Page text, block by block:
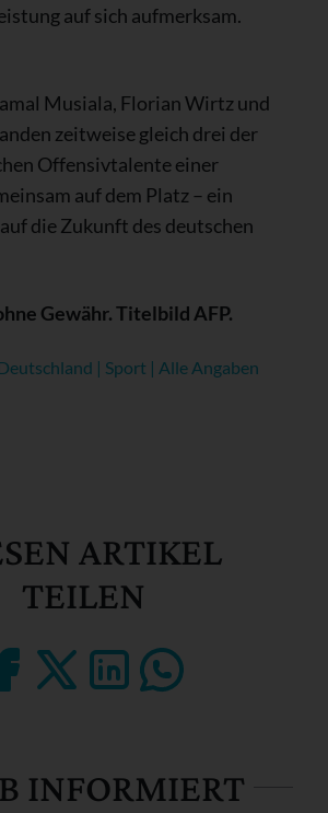
auf sich aufmerksam.
Musiala, Florian Wirtz und
zeitweise gleich drei der
Offensivtalente einer
auf dem Platz – ein
die Zukunft des deutschen
Gewähr. Titelbild AFP.
| Sport | Alle Angaben
ARTIKEL
TEILEN
INFORMIERT